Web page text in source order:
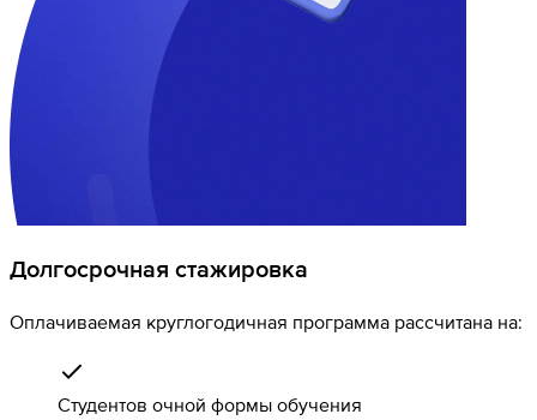
Долгосрочная стажировка
Оплачиваемая круглогодичная программа рассчитана на:
Студентов очной формы обучения